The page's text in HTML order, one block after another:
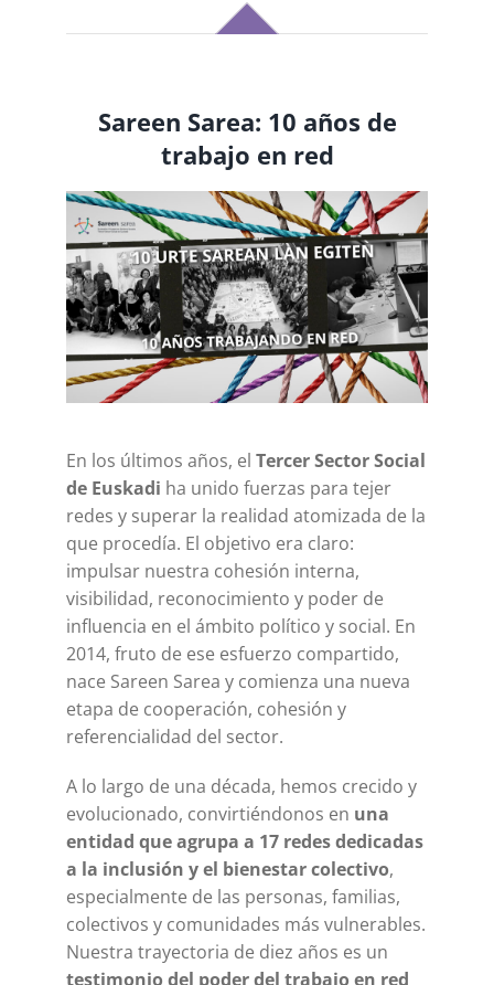
Sareen Sarea: 10 años de
trabajo en red
En los últimos años, el Tercer Sector Social
de Euskadi ha unido fuerzas para tejer
redes y superar la realidad atomizada de la
que procedía. El objetivo era claro:
impulsar nuestra cohesión interna,
visibilidad, reconocimiento y poder de
influencia en el ámbito político y social. En
2014, fruto de ese esfuerzo compartido,
nace Sareen Sarea y comienza una nueva
etapa de cooperación, cohesión y
referencialidad del sector.
A lo largo de una década, hemos crecido y
evolucionado, convirtiéndonos en una
entidad que agrupa a 17 redes dedicadas
a la inclusión y el bienestar colectivo,
especialmente de las personas, familias,
colectivos y comunidades más vulnerables.
Nuestra trayectoria de diez años es un
testimonio del poder del trabajo en red